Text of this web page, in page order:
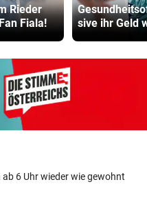
Rieder
Fiala!
sive ihr Geld
6 Uhr wieder wie gewohnt